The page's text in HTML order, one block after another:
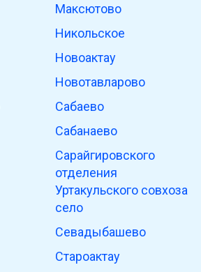
Максютово
Никольское
Новоактау
Новотавларово
Сабаево
Сабанаево
Сарайгировского
отделения
Уртакульского совхоза
село
Севадыбашево
Староактау